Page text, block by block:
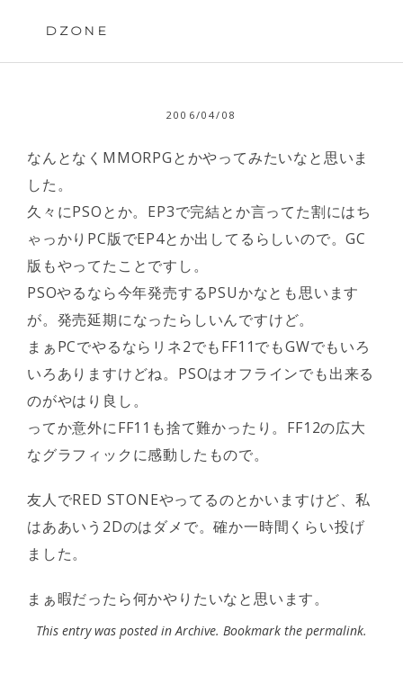
DZONE
2006/04/08
なんとなくMMORPGとかやってみたいなと思いま
した。
久々にPSOとか。EP3で完結とか言ってた割にはち
ゃっかりPC版でEP4とか出してるらしいので。GC
版もやってたことですし。
PSOやるなら今年発売するPSUかなとも思います
が。発売延期になったらしいんですけど。
まぁPCでやるならリネ2でもFF11でもGWでもいろ
いろありますけどね。PSOはオフラインでも出来る
のがやはり良し。
ってか意外にFF11も捨て難かったり。FF12の広大
なグラフィックに感動したもので。
友人でRED STONEやってるのとかいますけど、私
はああいう2Dのはダメで。確か一時間くらい投げ
ました。
まぁ暇だったら何かやりたいなと思います。
This entry was posted inArchive. Bookmark the permalink.